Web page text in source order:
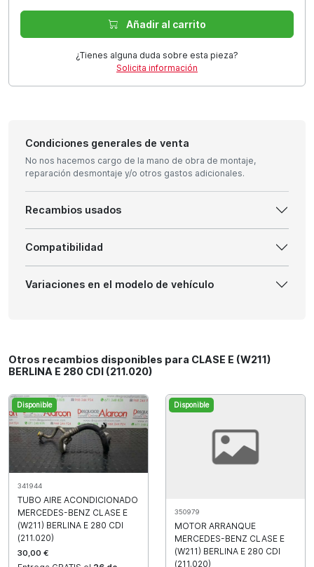
Añadir al carrito
¿Tienes alguna duda sobre esta pieza?
Solicita información
Condiciones generales de venta
No nos hacemos cargo de la mano de obra de montaje,
reparación desmontaje y/o otros gastos adicionales.
Recambios usados
Compatibilidad
Variaciones en el modelo de vehículo
Otros recambios disponibles para CLASE E (W211)
BERLINA E 280 CDI (211.020)
Disponible
341944
TUBO AIRE ACONDICIONADO
MERCEDES-BENZ CLASE E
(W211) BERLINA E 280 CDI
(211.020)
30,00 €
Disponible
350979
MOTOR ARRANQUE
MERCEDES-BENZ CLASE E
(W211) BERLINA E 280 CDI
(211.020)